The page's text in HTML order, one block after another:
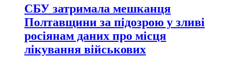
СБУ затримала мешканця
Полтавщини за підозрою у зливі
росіянам даних про місця
лікування військових